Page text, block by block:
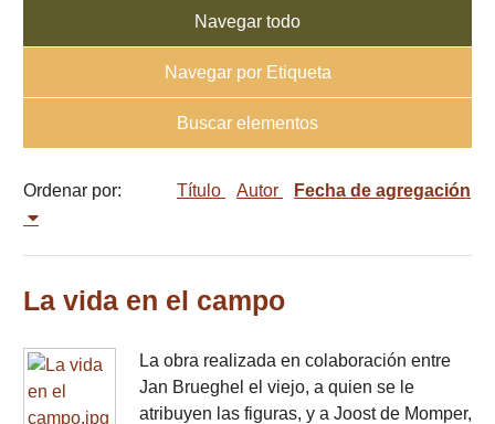
Navegar todo
Navegar por Etiqueta
Buscar elementos
Ordenar por: Título Autor Fecha de agregación
La vida en el campo
La obra realizada en colaboración entre
Jan Brueghel el viejo, a quien se le
atribuyen las figuras, y a Joost de Momper,